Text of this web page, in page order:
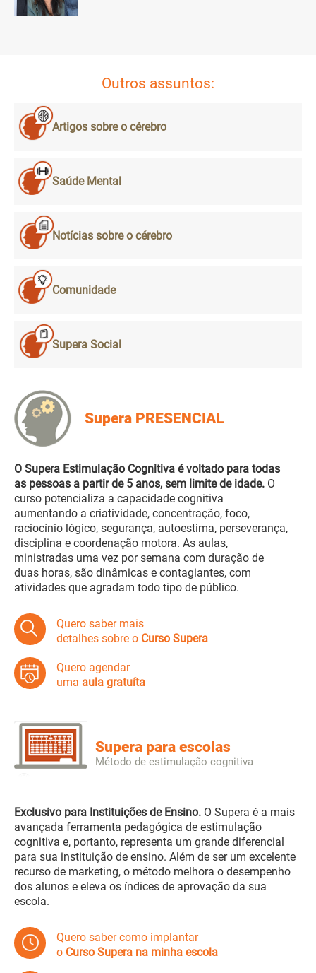
Outros assuntos:
Artigos sobre o cérebro
Saúde Mental
Notícias sobre o cérebro
Comunidade
Supera Social
Supera PRESENCIAL
O Supera Estimulação Cognitiva é voltado para todas
as pessoas a partir de 5 anos, sem limite de idade. O
curso potencializa a capacidade cognitiva
aumentando a criatividade, concentração, foco,
raciocínio lógico, segurança, autoestima, perseverança,
disciplina e coordenação motora. As aulas,
ministradas uma vez por semana com duração de
duas horas, são dinâmicas e contagiantes, com
atividades que agradam todo tipo de público.
Quero saber mais
detalhes sobre o Curso Supera
Quero agendar
uma aula gratuíta
Supera para escolas
Método de estimulação cognitiva
Exclusivo para Instituições de Ensino. O Supera é a mais
avançada ferramenta pedagógica de estimulação
cognitiva e, portanto, representa um grande diferencial
para sua instituição de ensino. Além de ser um excelente
recurso de marketing, o método melhora o desempenho
dos alunos e eleva os índices de aprovação da sua
escola.
Quero saber como implantar
o Curso Supera na minha escola